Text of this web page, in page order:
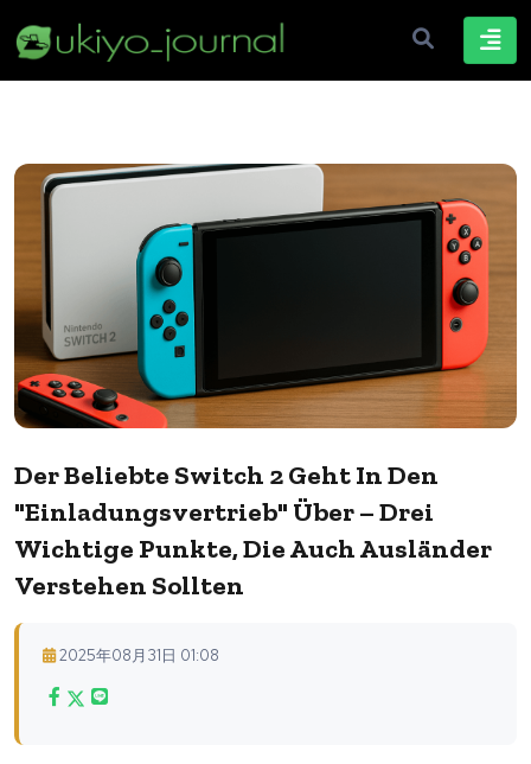
Der Beliebte Switch 2 Geht In Den
"Einladungsvertrieb" Über – Drei
Wichtige Punkte, Die Auch Ausländer
Verstehen Sollten
2025年08月31日 01:08